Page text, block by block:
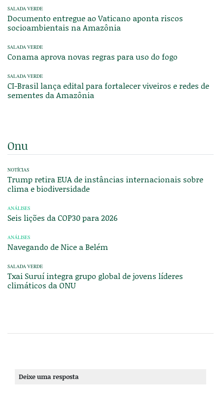
SALADA VERDE
Documento entregue ao Vaticano aponta riscos
socioambientais na Amazônia
SALADA VERDE
Conama aprova novas regras para uso do fogo
SALADA VERDE
CI-Brasil lança edital para fortalecer viveiros e redes de
sementes da Amazônia
Onu
NOTÍCIAS
Trump retira EUA de instâncias internacionais sobre
clima e biodiversidade
ANÁLISES
Seis lições da COP30 para 2026
ANÁLISES
Navegando de Nice a Belém
SALADA VERDE
Txai Suruí integra grupo global de jovens líderes
climáticos da ONU
Deixe uma resposta